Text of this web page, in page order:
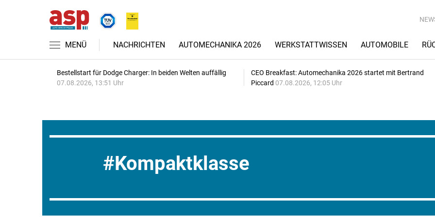
MENÜ NACHRICHTEN AUTOMECHANIKA 2026 WERKSTATTWISSEN AUTOMOBILE
Bestellstart für Dodge Charger: In beiden Welten auffällig
07.08.2026, 13:51 Uhr
CEO Breakfast: Automechanika 2026 startet mit Bertrand
Piccard 07.08.2026, 12:05 Uhr
Kompaktklasse